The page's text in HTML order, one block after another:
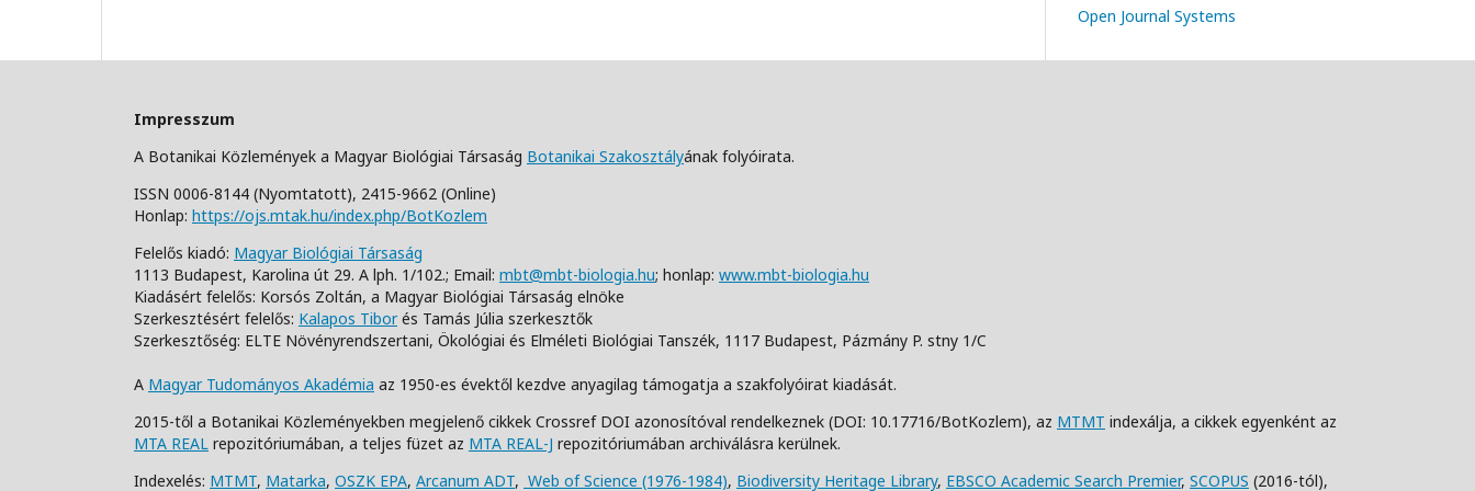
Open Journal Systems
Impresszum
A Botanikai Közlemények a Magyar Biológiai Társaság Botanikai Szakosztályának folyóirata.
ISSN 0006-8144 (Nyomtatott), 2415-9662 (Online)
Honlap: https://ojs.mtak.hu/index.php/BotKozlem
Felelős kiadó: Magyar Biológiai Társaság
1113 Budapest, Karolina út 29. A lph. 1/102.; Email: mbt@mbt-biologia.hu; honlap: www.mbt-biologia.hu
Kiadásért felelős: Korsós Zoltán, a Magyar Biológiai Társaság elnöke
Szerkesztésért felelős: Kalapos Tiborés Tamás Júlia szerkesztők
Szerkesztőség: ELTE Növényrendszertani, Ökológiai és Elméleti Biológiai Tanszék, 1117 Budapest, Pázmány P. stny 1/C
A Magyar Tudományos Akadémia az 1950-es évektől kezdve anyagilag támogatja a szakfolyóirat kiadását.
2015-től a Botanikai Közleményekben megjelenő cikkek Crossref DOI azonosítóval rendelkeznek (DOI: 10.17716/BotKozlem), az MTMT indexálja, a cikkek egyenként az
MTA REAL repozitóriumában, a teljes füzet az MTA REAL-J repozitóriumában archiválásra kerülnek.
Indexelés: MTMT, Matarka, OSZK EPA, Arcanum ADT, Web of Science (1976-1984), Biodiversity Heritage Library, EBSCO Academic Search Premier, SCOPUS (2016-tól),